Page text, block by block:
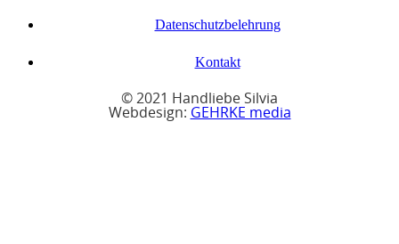
Datenschutzbelehrung
Kontakt
© 2021 Handliebe Silvia
Webdesign: GEHRKE media